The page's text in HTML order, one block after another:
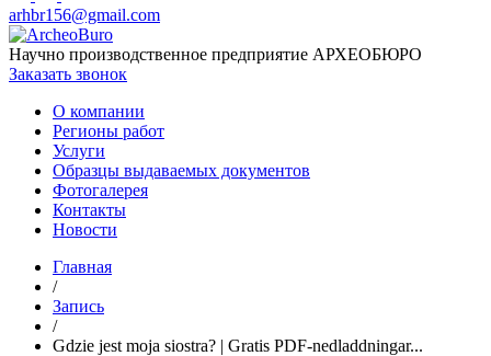
arhbr156@gmail.com
Научно производственное предприятие АРХЕОБЮРО
Заказать звонок
О компании
Регионы работ
Услуги
Образцы выдаваемых документов
Фотогалерея
Контакты
Новости
Главная
/
Запись
/
Gdzie jest moja siostra? | Gratis PDF-nedladdningar...